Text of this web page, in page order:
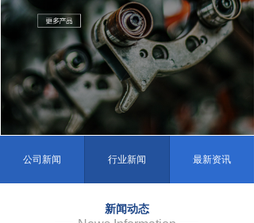
行业新闻 最新资讯
公司新闻
新闻动态